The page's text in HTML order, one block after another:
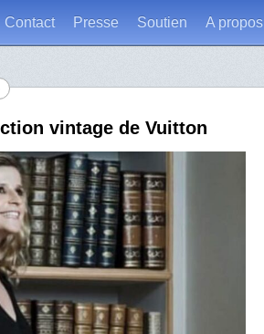
Contact Presse Soutien A propos
vintage de Vuitton